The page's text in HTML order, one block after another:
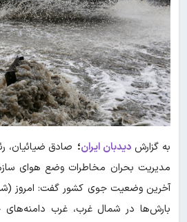
به گزارش دیدبان ایران؛ صادق ضیائیان،
مدیریت بحران مخاطرات وضع هوای
بارش‌ها در شمال غرب، غرب دامنه‌های